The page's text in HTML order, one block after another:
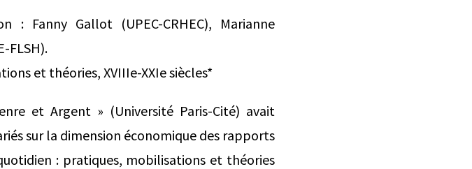
: Fanny Gallot (UPEC-CRHEC), Marianne
FLSH).
et théories, XVIIIe-XXIe siècles*
et Argent » (Université Paris-Cité) avait
sur la dimension économique des rapports
: pratiques, mobilisations et théories